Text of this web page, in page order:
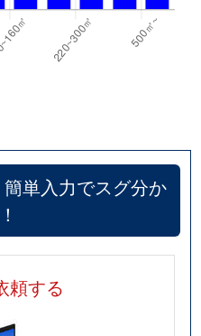
単入力でスグ分か
頼する